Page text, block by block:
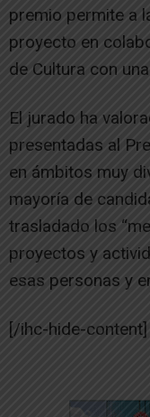
premio permite a
proyecto en
de Cultura con
El jurado ha
presentadas al
en ámbitos muy
mayoría de
trasladado los
proyectos y
esas personas y
[/ihc-hide-content]